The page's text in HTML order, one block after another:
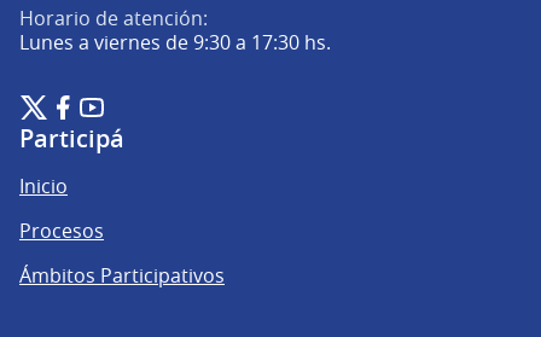
Horario de atención:
Lunes a viernes de 9:30 a 17:30 hs.
Plataforma de Participación Ciudadana Digital en X
(Enlace externo)
Plataforma de Participación Ciudadana Digital en Facebook
(Enlace externo)
Plataforma de Participación Ciudadana Digital en
(Enlace externo)
Participá
Inicio
Procesos
Ámbitos Participativos